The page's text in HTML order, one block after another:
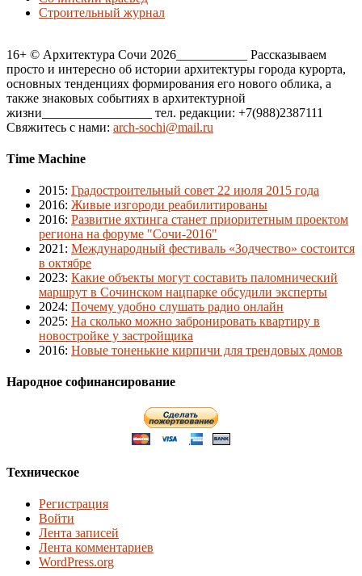
Строительный журнал
16+ © Архитектура Сочи 2026___________ Рассказываем
просто и интересно об истории архитектуры города курорта,
основных тенденциях формирования его нового облика, а
также знаковых событиях в архитектурной
жизни_________________ тел. редакции: +7(988)2387111
Свяжитесь с нами: arch-sochi@mail.ru
Time Machine
2015: Градостроительный совет 22 июля 2015 года
2016: Живые изгороди реабилитированы
2016: Развитие яхтинга станет приоритетным проектом
региона на форуме "Сочи-2016"
2021 : Международный фестиваль «Зодчество» состоится
в октябре
2023: Какие объекты могут составить паломнический
маршрут в Сочинском нацпарке обсудили эксперты
2024: Почему удобно слушать радио онлайн
2025: На сколько можно забронировать квартиру в
новостройке у застройщика
2016: Новые тоненькие кирпичи для трендовых домов
Народное софинансирование
Техническое
Регистрация
Войти
Лента записей
Лента комментариев
WordPress.org